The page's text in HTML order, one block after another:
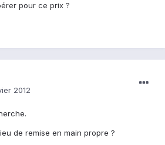
pour ce prix ?
2012
de remise en main propre ?